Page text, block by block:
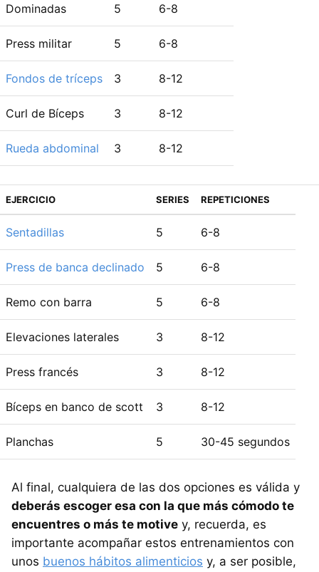
Dominadas 5 6-8
Press militar 5 6-8
Fondos de tríceps 3 8-12
Curl de Bíceps 3 8-12
Rueda abdominal 3 8-12
EJERCICIO SERIES REPETICIONES
Sentadillas 5 6-8
Press de banca declinado 5 6-8
Remo con barra 5 6-8
Elevaciones laterales 3 8-12
Press francés 3 8-12
Bíceps en banco de scott 3 8-12
Planchas 5 30-45 segundos
Al final, cualquiera de las dos opciones es válida y
deberás escoger esa con la que más cómodo te
encuentres o más te motive y, recuerda, es
importante acompañar estos entrenamientos con
unos buenos hábitos alimenticios y, a ser posible,